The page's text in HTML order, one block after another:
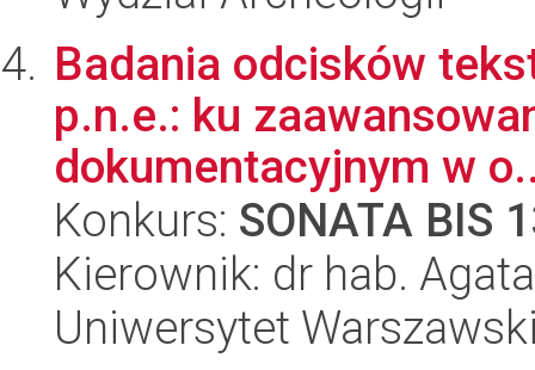
Badania odcisków
p.n.e.: ku
dokumentacyjnym w
Konkurs: SONATA BIS
Kierownik: dr hab.
Uniwersytet